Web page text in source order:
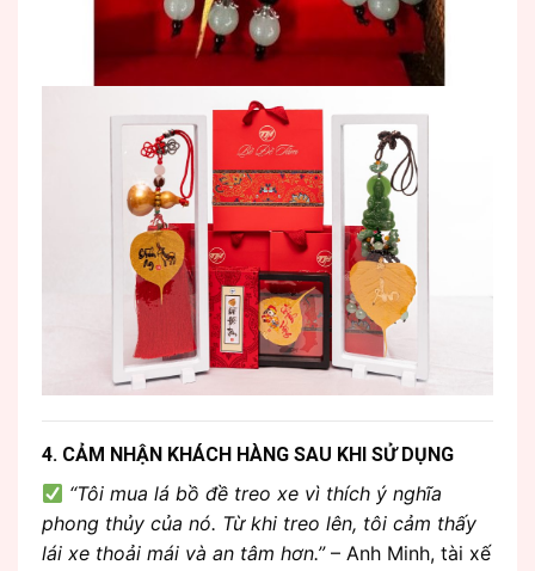
4. CẢM NHẬN KHÁCH HÀNG SAU KHI SỬ DỤNG
“Tôi mua lá bồ đề treo xe vì thích ý nghĩa
phong thủy của nó. Từ khi treo lên, tôi cảm thấy
lái xe thoải mái và an tâm hơn.”– Anh Minh, tài xế